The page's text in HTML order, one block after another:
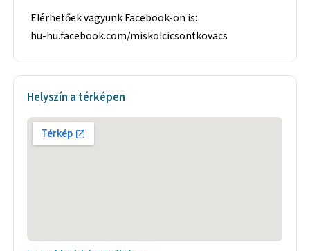
Elérhetőek vagyunk Facebook-on is:
hu-hu.facebook.com/miskolcicsontkovacs
Helyszín a térképen